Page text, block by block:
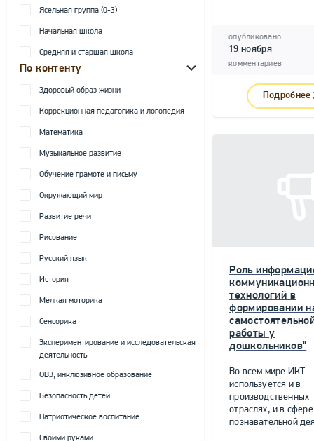
Ясельная группа (0-3)
Начальная школа
Средняя и старшая школа
По контенту
Здоровый образ жизни
Коррекционная педагогика и логопедия
Математика
Музыкальное развитие
Обучение грамоте и письму
Окружающий мир
Развитие речи
Рисование
Русский язык
История
Мелкая моторика
Сенсорика
Экспериментирование и исследовательская
деятельность
ОВЗ, инклюзивное образование
Безопасность детей
Патриотическое воспитание
Своими руками
опубликовано
19 ноября
комментариев
Подробнее
Роль
технологий в
формировании
работы у
дошкольников"
Во всем мире ИКТ
используется и в
производственных
отраслях, и в сфере
познавательной